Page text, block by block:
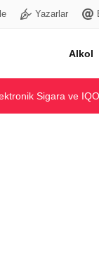
Yazarlar
Alkol
Sigara ve
Beton Metreküp